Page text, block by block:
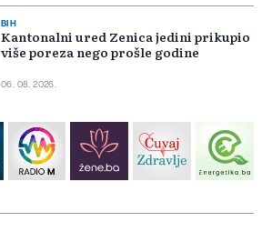
BIH
Kantonalni ured Zenica jedini prikupio
više poreza nego prošle godine
06. 08. 2026.